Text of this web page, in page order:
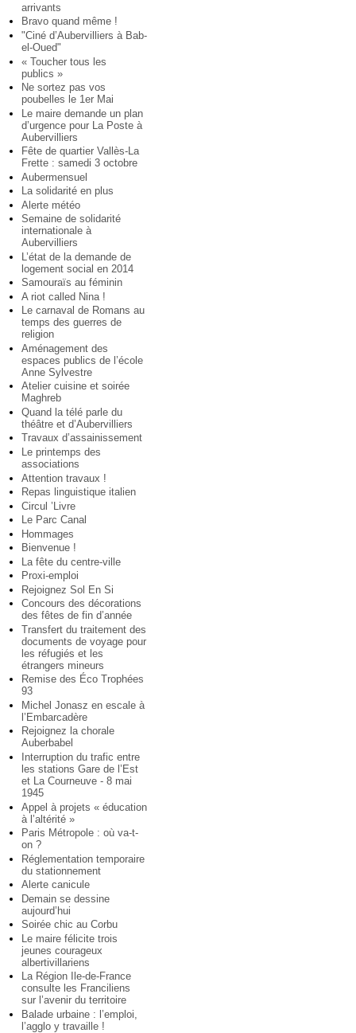
arrivants
Bravo quand même !
"Ciné d’Aubervilliers à Bab-
el-Oued"
« Toucher tous les
publics »
Ne sortez pas vos
poubelles le 1er Mai
Le maire demande un plan
d’urgence pour La Poste à
Aubervilliers
Fête de quartier Vallès-La
Frette : samedi 3 octobre
Aubermensuel
La solidarité en plus
Alerte météo
Semaine de solidarité
internationale à
Aubervilliers
L’état de la demande de
logement social en 2014
Samouraïs au féminin
A riot called Nina !
Le carnaval de Romans au
temps des guerres de
religion
Aménagement des
espaces publics de l’école
Anne Sylvestre
Atelier cuisine et soirée
Maghreb
Quand la télé parle du
théâtre et d’Aubervilliers
Travaux d’assainissement
Le printemps des
associations
Attention travaux !
Repas linguistique italien
Circul ’Livre
Le Parc Canal
Hommages
Bienvenue !
La fête du centre-ville
Proxi-emploi
Rejoignez Sol En Si
Concours des décorations
des fêtes de fin d’année
Transfert du traitement des
documents de voyage pour
les réfugiés et les
étrangers mineurs
Remise des Éco Trophées
93
Michel Jonasz en escale à
l’Embarcadère
Rejoignez la chorale
Auberbabel
Interruption du trafic entre
les stations Gare de l’Est
et La Courneuve - 8 mai
1945
Appel à projets « éducation
à l’altérité »
Paris Métropole : où va-t-
on ?
Réglementation temporaire
du stationnement
Alerte canicule
Demain se dessine
aujourd’hui
Soirée chic au Corbu
Le maire félicite trois
jeunes courageux
albertivillariens
La Région Ile-de-France
consulte les Franciliens
sur l’avenir du territoire
Balade urbaine : l’emploi,
l’agglo y travaille !